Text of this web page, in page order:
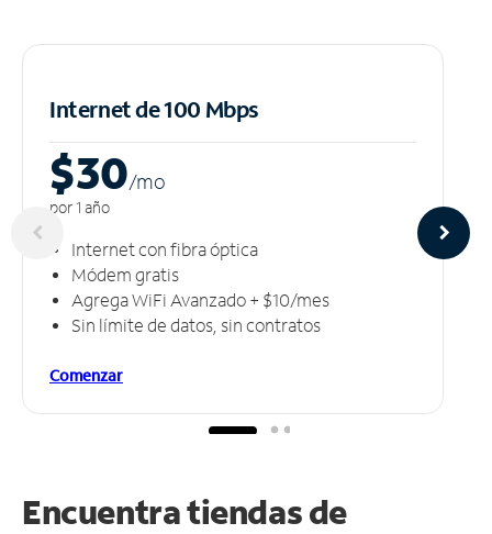
Internet de 100 Mbps
$30/mo
por 1 año
Internet con fibra óptica
Módem gratis
Agrega WiFi Avanzado + $10/mes
Sin límite de datos, sin contratos
Comenzar
Encuentra tiendas de